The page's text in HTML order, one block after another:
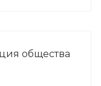
общества